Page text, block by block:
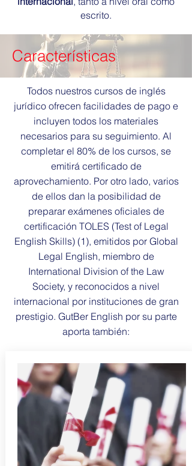
escrito.
Características
Todos nuestros cursos de inglés
jurídico ofrecen facilidades de pago e
incluyen todos los materiales
necesarios para su seguimiento. Al
completar el 80% de los cursos, se
emitirá certificado de
aprovechamiento. Por otro lado, varios
de ellos dan la posibilidad de
preparar exámenes oficiales de
certificación TOLES (Test of Legal
English Skills) (1), emitidos por Global
Legal English, miembro de
International Division of the Law
Society, y reconocidos a nivel
internacional por instituciones de gran
prestigio. GutBer English por su parte
aporta también: